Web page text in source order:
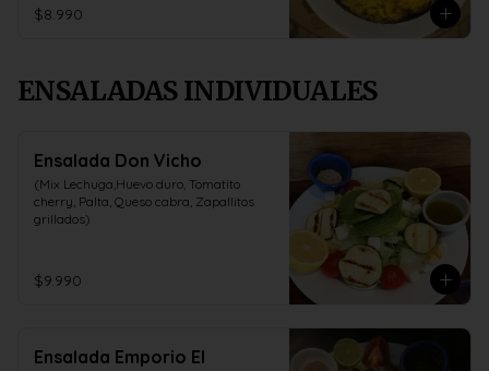
$8.990
ENSALADAS INDIVIDUALES
Ensalada Don Vicho
(Mix Lechuga,Huevo duro, Tomatito
cherry, Palta, Queso cabra, Zapallitos
grillados)
$9.990
Ensalada Emporio El